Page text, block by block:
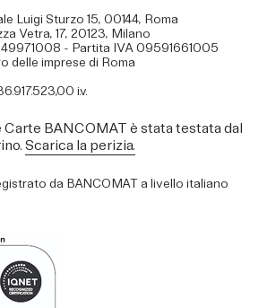
Luigi Sturzo 15, 00144, Roma
Vetra, 17, 20123, Milano
- Partita IVA 09591661005
delle imprese di Roma
i.v.
Carte BANCOMAT è stata testata dal
Scarica la perizia.
da BANCOMAT a livello italiano